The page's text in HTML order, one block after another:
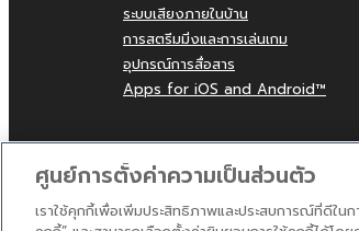
ระบบเสียงภายในบ้าน
การสตรีมมิ่งและการเล่นเกม
อุปกรณ์การสื่อสาร
Apps for iOS and Android™
ศูนย์การตั้งค่าความเป็นส่วนตัว
เราใช้คุกกี้เพื่อเพิ่มประสิทธิภาพและประสบการณ์ที่ดีใน